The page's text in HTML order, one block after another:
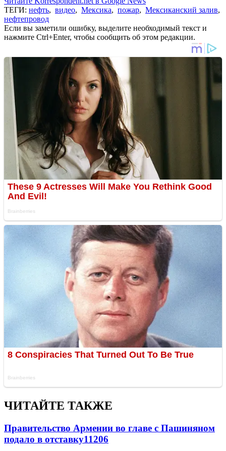
ТЕГИ: нефть, видео, Мексика, пожар, Мексиканский залив,
нефтепровод
Если вы заметили ошибку, выделите необходимый текст и
нажмите Ctrl+Enter, чтобы сообщить об этом редакции.
ЧИТАЙТЕ ТАКЖЕ
Правительство Армении во главе с Пашиняном
подало в отставку11206